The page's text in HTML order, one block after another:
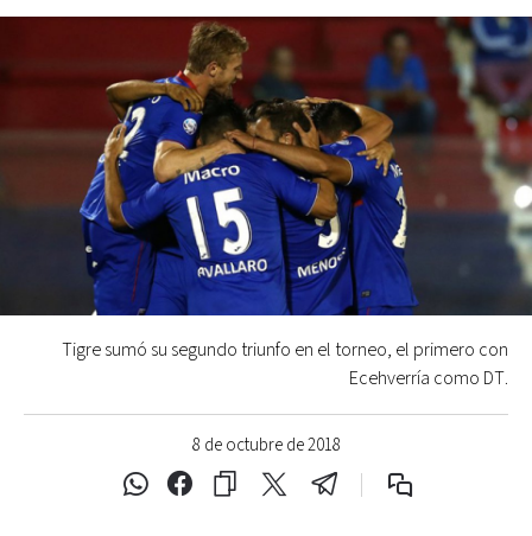
8 de octubre de 2018
Tigre sumó su segundo triunfo en el torneo, el primero con
Ecehverría como DT.